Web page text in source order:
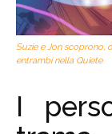
Suzie e Jon scoprono,
entrambi nella Quiete
I